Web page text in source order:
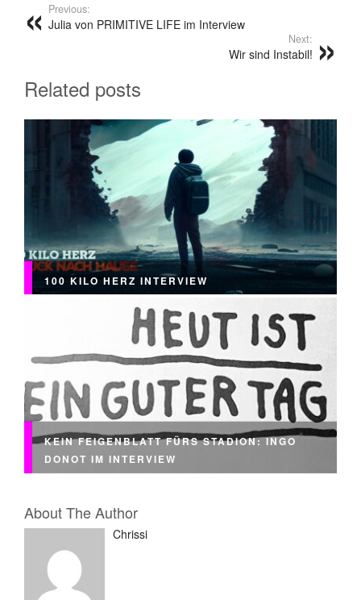
Previous:
Julia von PRIMITIVE LIFE im Interview
Next:
Wir sind Instabil!
Related posts
100 KILO HERZ INTERVIEW
KEIN FEIGENBLATT FÜRS STADION: INGO
DONOT IM INTERVIEW
About The Author
Chrissi